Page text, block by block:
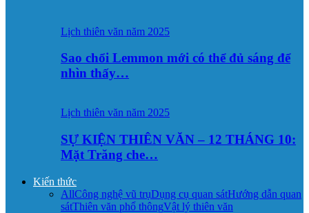
Lịch thiên văn năm 2025
Sao chổi Lemmon mới có thể đủ sáng để
nhìn thấy…
Lịch thiên văn năm 2025
SỰ KIỆN THIÊN VĂN – 12 THÁNG 10:
Mặt Trăng che…
Kiến thức
AllCông nghệ vũ trụDụng cụ quan sátHướng dẫn quan
sátThiên văn phổ thôngVật lý thiên văn